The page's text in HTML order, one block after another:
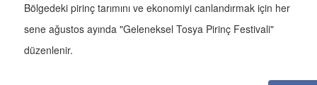
Bölgedeki pirinç tarımını ve ekonomiyi canlandırmak için her
sene ağustos ayında "Geleneksel Tosya Pirinç Festivali"
düzenlenir.